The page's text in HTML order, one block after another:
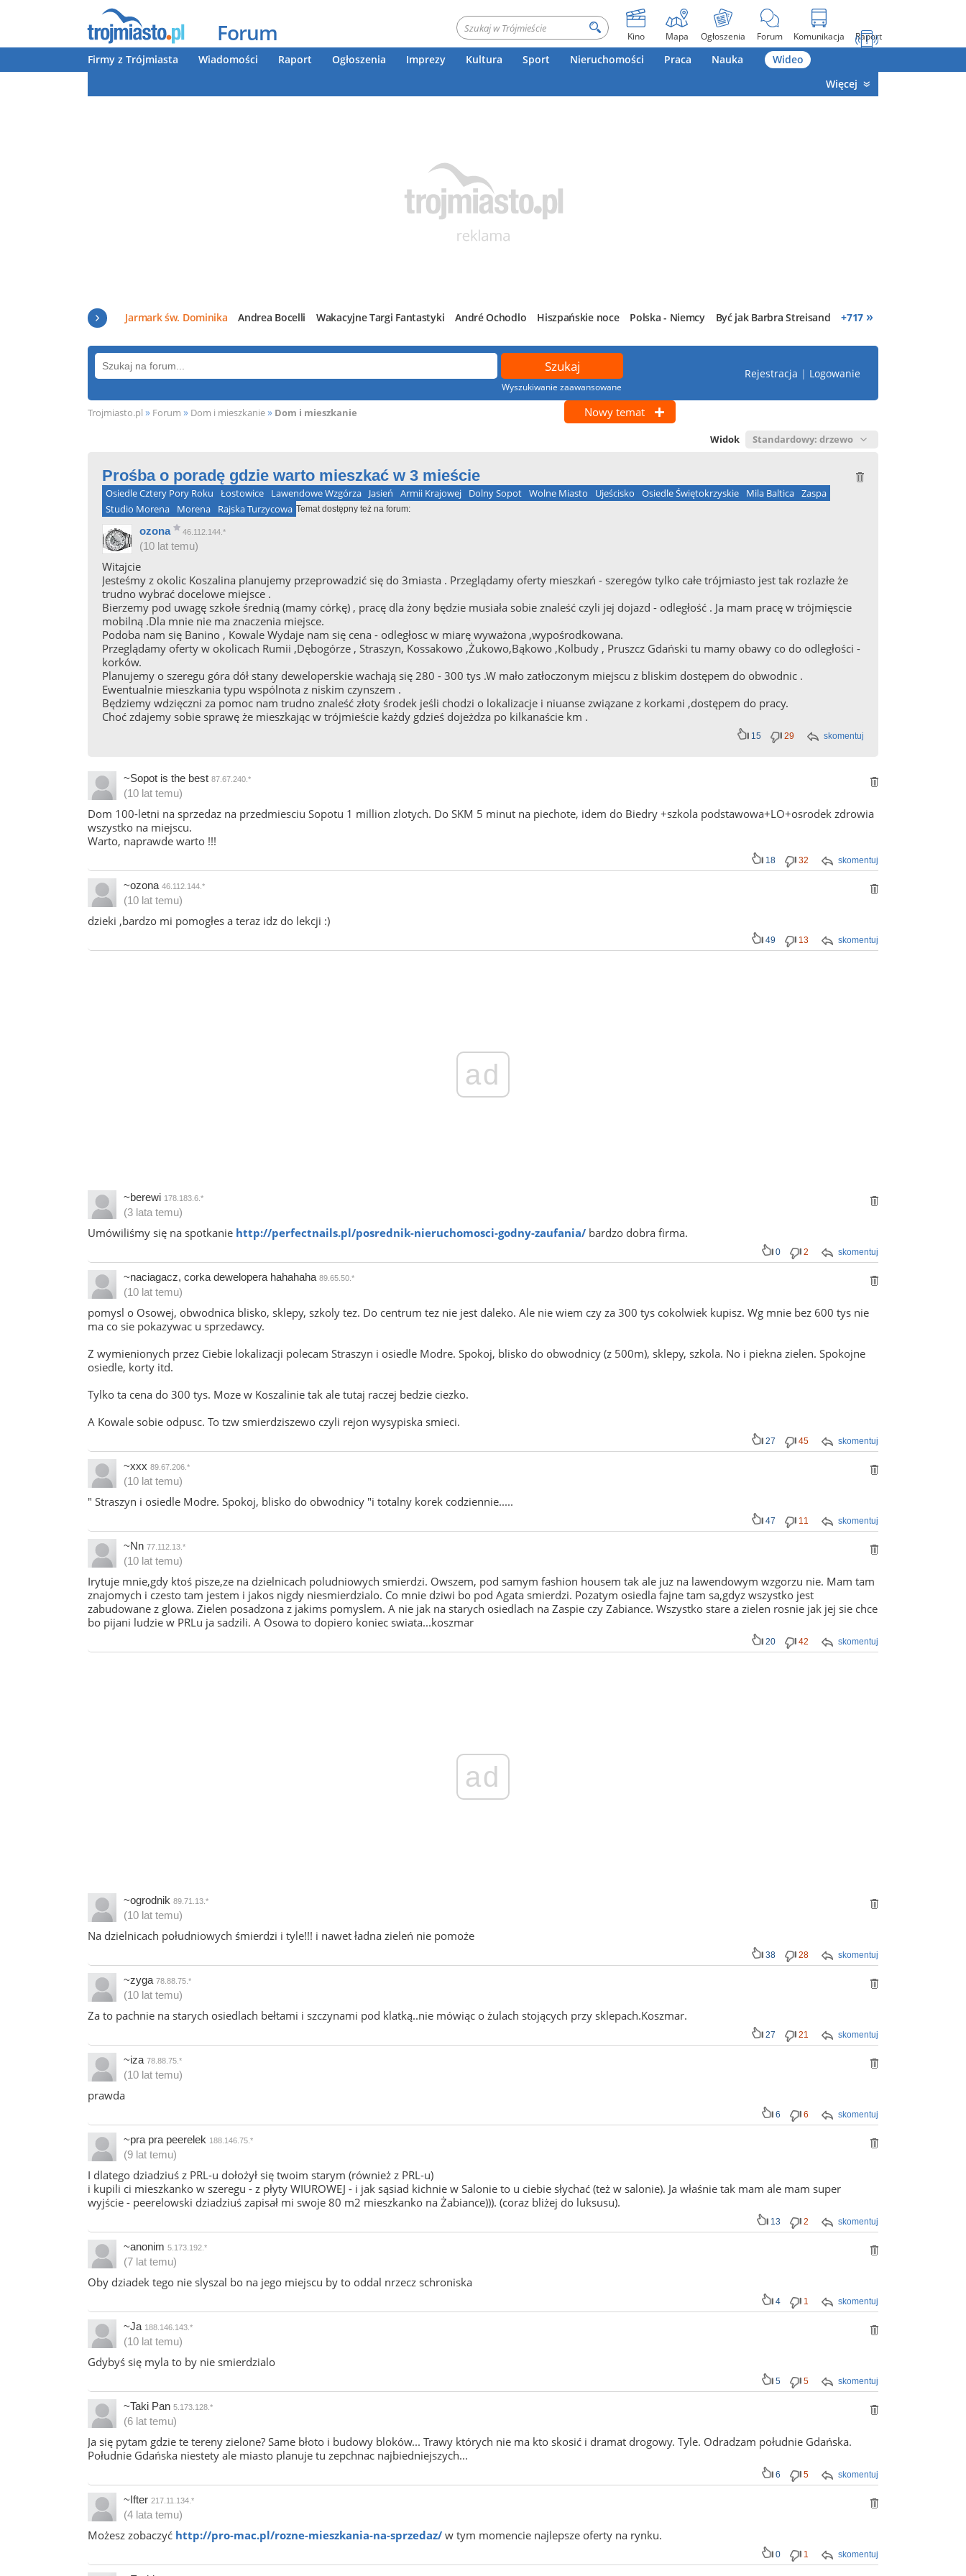
Forum Kino Mapa Ogłoszenia Forum Komunikacja Raport
Firmy z Trójmiasta Wiadomości Raport Ogłoszenia Imprezy Kultura Sport Nieruchomości Praca Nauka
Wideo
Więcej
Jarmark św. Dominika Andrea Bocelli Wakacyjne Targi Fantastyki André Ochodlo Hiszpańskie noce Polska - Niemcy Być jak Barbra Streisand +717 »
Wyszukiwanie zaawansowane
Rejestracja | Logowanie
Trojmiasto.pl » Forum » Dom i mieszkanie» Dom i mieszkanie Nowy temat
Widok
Prośba o poradę gdzie warto mieszkać w 3 mieście
Osiedle Cztery Pory Roku Łostowice Lawendowe Wzgórza Jasień Armii Krajowej Dolny Sopot Wolne Miasto Ujeścisko Osiedle Świętokrzyskie Mila Baltica Zaspa
Studio Morena
Morena Rajska Turzycowa Temat dostępny też na forum:
ozona 46.112.144.*
(10 lat temu)
Witajcie
Jesteśmy z okolic Koszalina planujemy przeprowadzić się do 3miasta . Przeglądamy oferty mieszkań - szeregów tylko całe trójmiasto jest tak rozlazłe że
trudno wybrać docelowe miejsce .
Bierzemy pod uwagę szkołe średnią (mamy córkę) , pracę dla żony będzie musiała sobie znaleść czyli jej dojazd - odległość . Ja mam pracę w trójmięscie
mobilną .Dla mnie nie ma znaczenia miejsce.
Podoba nam się Banino , Kowale Wydaje nam się cena - odległosc w miarę wyważona ,wypośrodkowana.
Przeglądamy oferty w okolicach Rumii ,Dębogórze , Straszyn, Kossakowo ,Żukowo,Bąkowo ,Kolbudy , Pruszcz Gdański tu mamy obawy co do odległości -
korków.
Planujemy o szeregu góra dół stany deweloperskie wachają się 280 - 300 tys .W mało zatłoczonym miejscu z bliskim dostępem do obwodnic .
Ewentualnie mieszkania typu wspólnota z niskim czynszem .
Będziemy wdzięczni za pomoc nam trudno znaleść złoty środek jeśli chodzi o lokalizacje i niuanse związane z korkami ,dostępem do pracy.
Choć zdajemy sobie sprawę że mieszkając w trójmieście każdy gdzieś dojeżdza po kilkanaście km .
skomentuj
15 29
~Sopot is the best 87.67.240.*
(10 lat temu)
Dom 100-letni na sprzedaz na przedmiesciu Sopotu 1 million zlotych. Do SKM 5 minut na piechote, idem do Biedry +szkola podstawowa+LO+osrodek zdrowia
wszystko na miejscu.
Warto, naprawde warto !!!
skomentuj
18 32
~ozona 46.112.144.*
(10 lat temu)
dzieki ,bardzo mi pomogłes a teraz idz do lekcji :)
skomentuj
49 13
ad
~berewi 178.183.6.*
(3 lata temu)
Umówiliśmy się na spotkanie http://perfectnails.pl/posrednik-nieruchomosci-godny-zaufania/ bardzo dobra firma.
skomentuj
0 2
~naciagacz, corka dewelopera hahahaha 89.65.50.*
(10 lat temu)
pomysl o Osowej, obwodnica blisko, sklepy, szkoly tez. Do centrum tez nie jest daleko. Ale nie wiem czy za 300 tys cokolwiek kupisz. Wg mnie bez 600 tys nie
ma co sie pokazywac u sprzedawcy.
Z wymienionych przez Ciebie lokalizacji polecam Straszyn i osiedle Modre. Spokoj, blisko do obwodnicy (z 500m), sklepy, szkola. No i piekna zielen. Spokojne
osiedle, korty itd.
Tylko ta cena do 300 tys. Moze w Koszalinie tak ale tutaj raczej bedzie ciezko.
A Kowale sobie odpusc. To tzw smierdziszewo czyli rejon wysypiska smieci.
skomentuj
27 45
~xxx 89.67.206.*
(10 lat temu)
" Straszyn i osiedle Modre. Spokoj, blisko do obwodnicy "i totalny korek codziennie.....
skomentuj
47 11
~Nn 77.112.13.*
(10 lat temu)
Irytuje mnie,gdy ktoś pisze,ze na dzielnicach poludniowych smierdzi. Owszem, pod samym fashion housem tak ale juz na lawendowym wzgorzu nie. Mam tam
znajomych i czesto tam jestem i jakos nigdy niesmierdzialo. Co mnie dziwi bo pod Agata smierdzi. Pozatym osiedla fajne tam sa,gdyz wszystko jest
zabudowane z glowa. Zielen posadzona z jakims pomyslem. A nie jak na starych osiedlach na Zaspie czy Zabiance. Wszystko stare a zielen rosnie jak jej sie chce
bo pijani ludzie w PRLu ja sadzili. A Osowa to dopiero koniec swiata...koszmar
skomentuj
20 42
ad
~ogrodnik 89.71.13.*
(10 lat temu)
Na dzielnicach południowych śmierdzi i tyle!!! i nawet ładna zieleń nie pomoże
skomentuj
38 28
~zyga 78.88.75.*
(10 lat temu)
Za to pachnie na starych osiedlach bełtami i szczynami pod klatką..nie mówiąc o żulach stojących przy sklepach.Koszmar.
skomentuj
27 21
~iza 78.88.75.*
(10 lat temu)
prawda
skomentuj
6 6
~pra pra peerelek 188.146.75.*
(9 lat temu)
I dlatego dziadziuś z PRL-u dołożył się twoim starym (również z PRL-u)
i kupili ci mieszkanko w szeregu - z płyty WIUROWEJ - i jak sąsiad kichnie w Salonie to u ciebie słychać (też w salonie). Ja właśnie tak mam ale mam super
wyjście - peerelowski dziadziuś zapisał mi swoje 80 m2 mieszkanko na Żabiance))). (coraz bliżej do luksusu).
skomentuj
13 2
~anonim 5.173.192.*
(7 lat temu)
Oby dziadek tego nie slyszal bo na jego miejscu by to oddal nrzecz schroniska
skomentuj
4 1
~Ja 188.146.143.*
(10 lat temu)
Gdybyś się myla to by nie smierdzialo
skomentuj
5 5
~Taki Pan 5.173.128.*
(6 lat temu)
Ja się pytam gdzie te tereny zielone? Same błoto i budowy bloków... Trawy których nie ma kto skosić i dramat drogowy. Tyle. Odradzam południe Gdańska.
Południe Gdańska niestety ale miasto planuje tu zepchnac najbiedniejszych...
skomentuj
6 5
~Ifter 217.11.134.*
(4 lata temu)
Możesz zobaczyć http://pro-mac.pl/rozne-mieszkania-na-sprzedaz/ w tym momencie najlepsze oferty na rynku.
skomentuj
0 1